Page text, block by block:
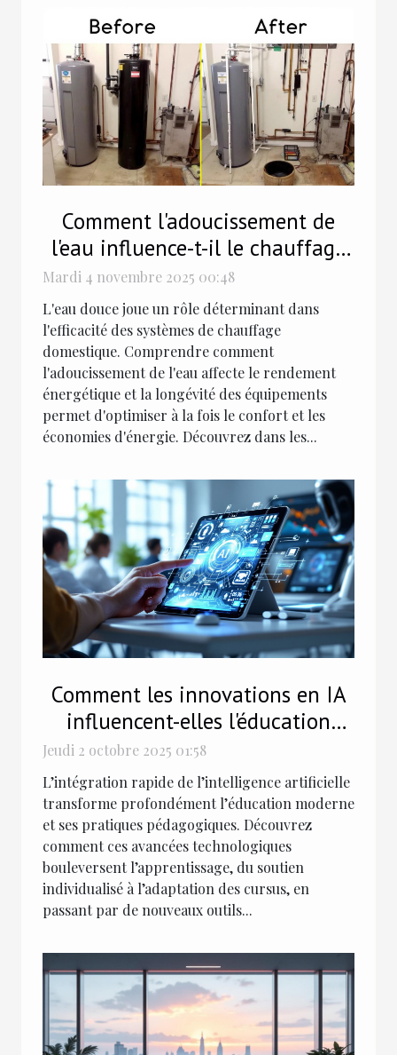
Comment l'adoucissement de
l'eau influence-t-il le chauffage
domestique ?
Mardi 4 novembre 2025 00:48
L'eau douce joue un rôle déterminant dans
l'efficacité des systèmes de chauffage
domestique. Comprendre comment
l'adoucissement de l'eau affecte le rendement
énergétique et la longévité des équipements
permet d'optimiser à la fois le confort et les
économies d'énergie. Découvrez dans les...
Comment les innovations en IA
influencent-elles l'éducation
moderne ?
Jeudi 2 octobre 2025 01:58
L’intégration rapide de l’intelligence artificielle
transforme profondément l’éducation moderne
et ses pratiques pédagogiques. Découvrez
comment ces avancées technologiques
bouleversent l’apprentissage, du soutien
individualisé à l’adaptation des cursus, en
passant par de nouveaux outils...